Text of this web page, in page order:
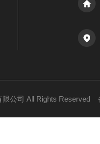
限公司 All Rights Reserved